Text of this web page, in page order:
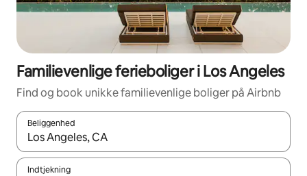
Familievenlige ferieboliger i Los Angeles
Find og book unikke familievenlige boliger på Airbnb
Beliggenhed
Når resultaterne er tilgængelige, skal du navigere med
Indtjekning